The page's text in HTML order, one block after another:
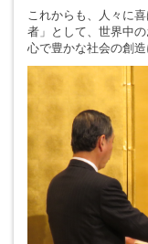
これからも、人々に
者」として、世界中
心で豊かな社会の創造